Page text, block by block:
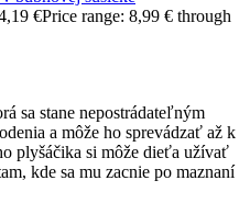
€Price range: 8,99 € through
sa stane nepostrádateľným
a môže ho sprevádzať až k
plyšáčika si môže dieťa užívať
kde sa mu zacnie po maznaní